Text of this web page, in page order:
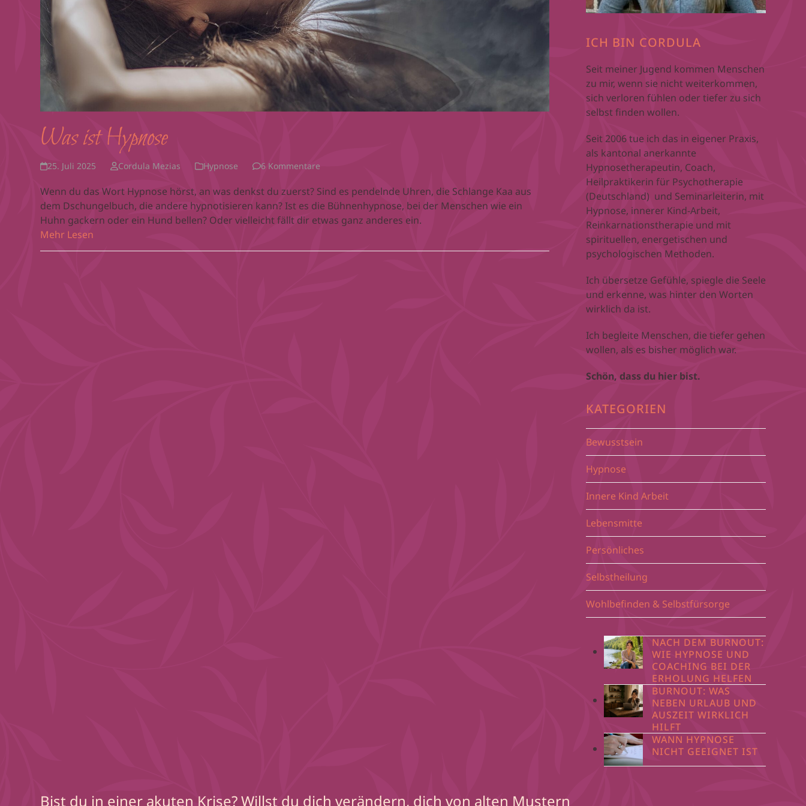
Was ist Hypnose
25. Juli 2025 Cordula Mezias Hypnose 6 Kommentare
Wenn du das Wort Hypnose hörst, an was denkst du zuerst? Sind es pendelnde Uhren, die Schlange Kaa aus
dem Dschungelbuch, die andere hypnotisieren kann? Ist es die Bühnenhypnose, bei der Menschen wie ein
Huhn gackern oder ein Hund bellen? Oder vielleicht fällt dir etwas ganz anderes ein.
Mehr Lesen
ICH BIN CORDULA
Seit meiner Jugend kommen Menschen
zu mir, wenn sie nicht weiterkommen,
sich verloren fühlen oder tiefer zu sich
selbst finden wollen.
Seit 2006 tue ich das in eigener Praxis,
als kantonal anerkannte
Hypnosetherapeutin, Coach,
Heilpraktikerin für Psychotherapie
(Deutschland) und Seminarleiterin, mit
Hypnose, innerer Kind-Arbeit,
Reinkarnationstherapie und mit
spirituellen, energetischen und
psychologischen Methoden.
Ich übersetze Gefühle, spiegle die Seele
und erkenne, was hinter den Worten
wirklich da ist.
Ich begleite Menschen, die tiefer gehen
wollen, als es bisher möglich war.
Schön, dass du hier bist.
KATEGORIEN
Bewusstsein
Hypnose
Innere Kind Arbeit
Lebensmitte
Persönliches
Selbstheilung
Wohlbefinden & Selbstfürsorge
NACH DEM BURNOUT:
WIE HYPNOSE UND
COACHING BEI DER
ERHOLUNG HELFEN
BURNOUT: WAS
NEBEN URLAUB UND
AUSZEIT WIRKLICH
HILFT
WANN HYPNOSE
NICHT GEEIGNET IST
Bist du in einer akuten Krise? Willst du dich verändern, dich von alten Mustern